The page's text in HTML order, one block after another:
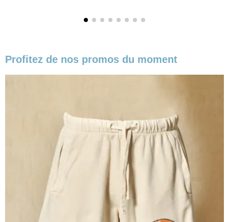
Profitez de nos promos du moment